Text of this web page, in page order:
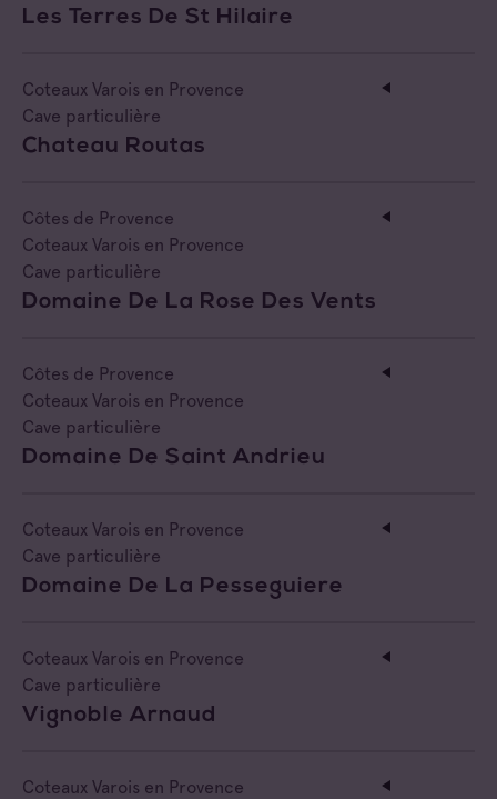
Les Terres De St Hilaire
Coteaux Varois en Provence
Cave particulière
Chateau Routas
Côtes de Provence
Coteaux Varois en Provence
Cave particulière
Domaine De La Rose Des Vents
Côtes de Provence
Coteaux Varois en Provence
Cave particulière
Domaine De Saint Andrieu
Coteaux Varois en Provence
Cave particulière
Domaine De La Pesseguiere
Coteaux Varois en Provence
Cave particulière
Vignoble Arnaud
Coteaux Varois en Provence